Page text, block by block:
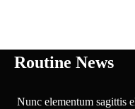
Routine News
Nunc elementum sagittis